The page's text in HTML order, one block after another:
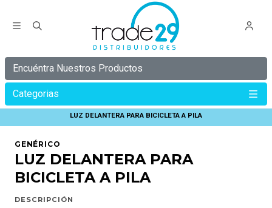
Encuéntra Nuestros Productos
Categorias
LUZ DELANTERA PARA BICICLETA A PILA
GENÉRICO
LUZ DELANTERA PARA
BICICLETA A PILA
DESCRIPCIÓN